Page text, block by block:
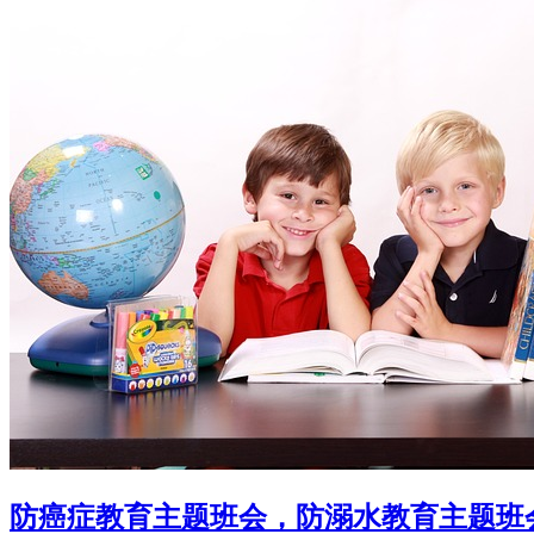
防癌症教育主题班会，防溺水教育主题班